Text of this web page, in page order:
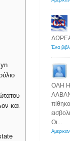
και
ΟΛΗ
Οι...